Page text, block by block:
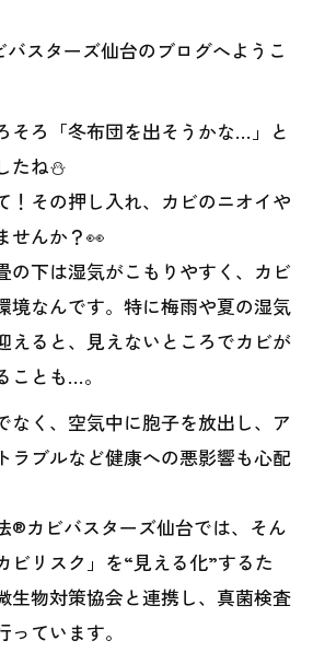
スターズ仙台のブログへようこ
そろ「冬布団を出そうかな…」と
たね⛄️
！その押し入れ、カビのニオイや
せんか？👀
の下は湿気がこもりやすく、カビ
境なんです。特に梅雨や夏の湿気
えると、見えないところでカビが
ことも…。
なく、空気中に胞子を放出し、ア
ラブルなど健康への悪影響も心配
®カビバスターズ仙台では、そん
ビリスク」を“見える化”するた
生物対策協会と連携し、真菌検査
ています。